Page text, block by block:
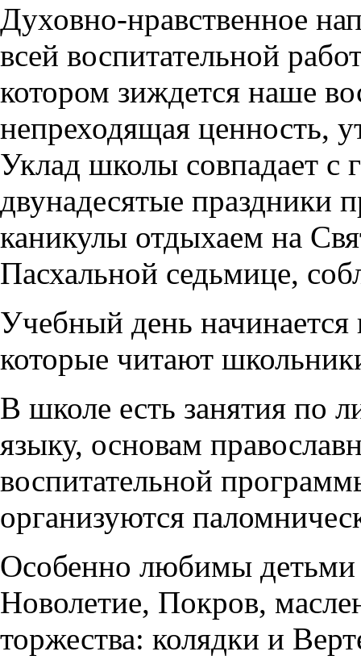
Духовно-нравственное
всей воспитательной
котором зиждется наше
непреходящая ценность,
Уклад школы совпадает с
двунадесятые праздники
каникулы отдыхаем на
Пасхальной седьмице,
Учебный день начинается
которые читают
В школе есть занятия по
языку, основам
воспитательной
организуются
Особенно любимы детьми
Новолетие, Покров,
торжества: колядки и